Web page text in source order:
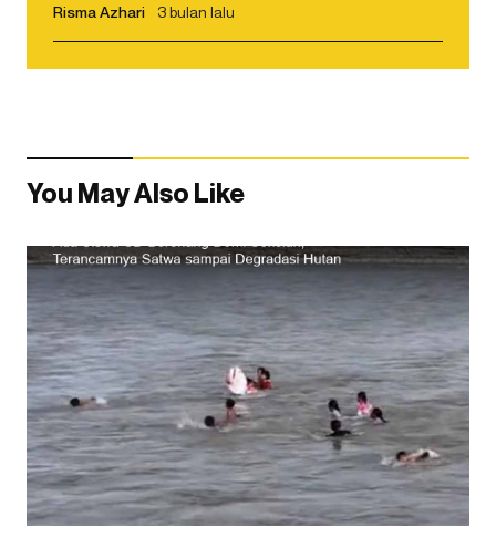
Risma Azhari 3 bulan lalu
You May Also Like